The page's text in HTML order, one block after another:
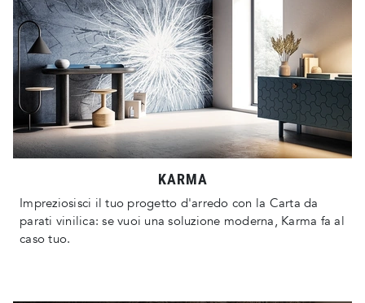
KARMA
Impreziosisci il tuo progetto d'arredo con la Carta da
parati vinilica: se vuoi una soluzione moderna, Karma fa al
caso tuo.